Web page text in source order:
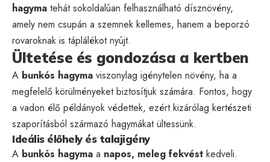
hagyma tehát sokoldalúan felhasználható dísznövény,
amely nem csupán a szemnek kellemes, hanem a beporzó
rovaroknak is táplálékot nyújt.
Ültetése és gondozása a kertben
A bunkós hagyma viszonylag igénytelen növény, ha a
megfelelő körülményeket biztosítjuk számára. Fontos, hogy
a vadon élő példányok védettek, ezért kizárólag kertészeti
szaporításból származó hagymákat ültessünk.
Ideális élőhely és talajigény
A bunkós hagyma a napos, meleg fekvést kedveli.